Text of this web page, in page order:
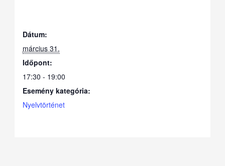
Dátum:
március 31.
Időpont:
17:30 - 19:00
Esemény kategória:
Nyelvtörténet